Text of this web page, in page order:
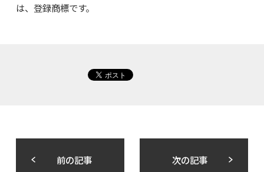
は、登録商標です。
前の記事 次の記事